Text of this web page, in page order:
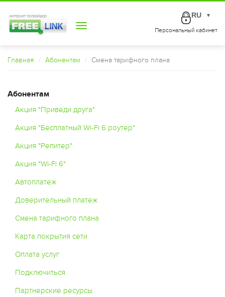
Toggle
Персональный кабинет
RU ▼
Главная Абонентам Смена тарифного плана
Абонентам
Акция "Приведи друга"
Акция "Бесплатный Wi-Fi 6 роутер"
Акция "Репитер"
Акция "Wi-Fi 6"
Автоплатеж
Доверительный платеж
Смена тарифного плана
Карта покрытия сети
Оплата услуг
Подключиться
Партнерские ресурсы